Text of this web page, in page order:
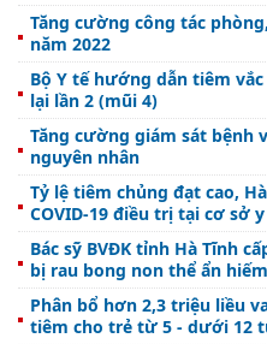
Tăng cường công tác
năm 2022
Bộ Y tế hướng dẫn tiêm
lại lần 2 (mũi 4)
Tăng cường giám sát bệnh
nguyên nhân
Tỷ lệ tiêm chủng đạt cao,
COVID-19 điều trị tại cơ sở
Bác sỹ BVĐK tỉnh Hà Tĩnh
bị rau bong non thể ẩn
Phân bổ hơn 2,3 triệu liều
tiêm cho trẻ từ 5 - dưới 12